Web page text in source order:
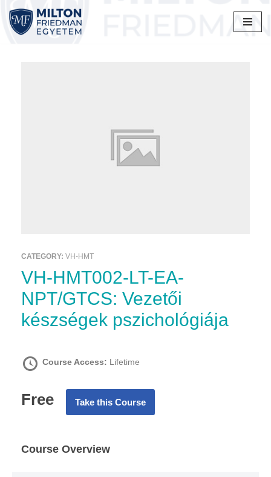
Skip
CATEGORY: VH-HMT
VH-HMT002-LT-EA-
NPT/GTCS: Vezetői
készségek pszichológiája
Course Access: Lifetime
Free Take this Course
Course Overview